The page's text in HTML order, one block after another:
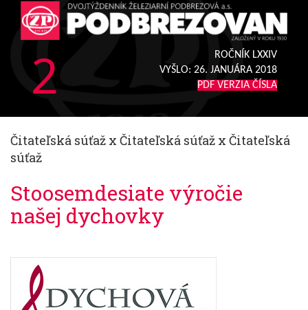
2
ROČNÍK LXXIV
VYŠLO: 26. JANUÁRA 2018
PDF VERZIA ČÍSLA
Čitateľská súťaž x Čitateľská súťaž x Čitateľská
súťaž
Stoosemdesiate výročie
našej dychovky